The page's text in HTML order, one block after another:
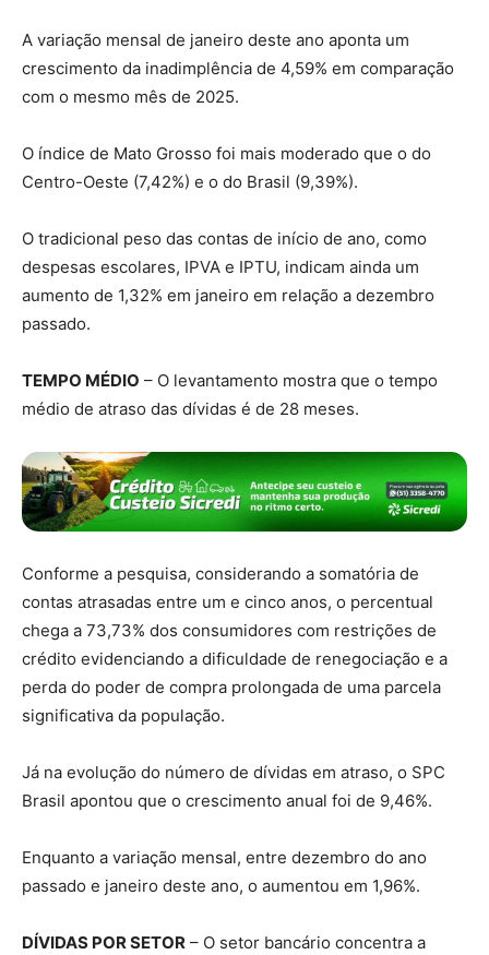
A variação mensal de janeiro deste ano aponta um
crescimento da inadimplência de 4,59% em comparação
com o mesmo mês de 2025.
O índice de Mato Grosso foi mais moderado que o do
Centro-Oeste (7,42%) e o do Brasil (9,39%).
O tradicional peso das contas de início de ano, como
despesas escolares, IPVA e IPTU, indicam ainda um
aumento de 1,32% em janeiro em relação a dezembro
passado.
TEMPO MÉDIO – O levantamento mostra que o tempo
médio de atraso das dívidas é de 28 meses.
Conforme a pesquisa, considerando a somatória de
contas atrasadas entre um e cinco anos, o percentual
chega a 73,73% dos consumidores com restrições de
crédito evidenciando a dificuldade de renegociação e a
perda do poder de compra prolongada de uma parcela
significativa da população.
Já na evolução do número de dívidas em atraso, o SPC
Brasil apontou que o crescimento anual foi de 9,46%.
Enquanto a variação mensal, entre dezembro do ano
passado e janeiro deste ano, o aumentou em 1,96%.
DÍVIDAS POR SETOR – O setor bancário concentra a